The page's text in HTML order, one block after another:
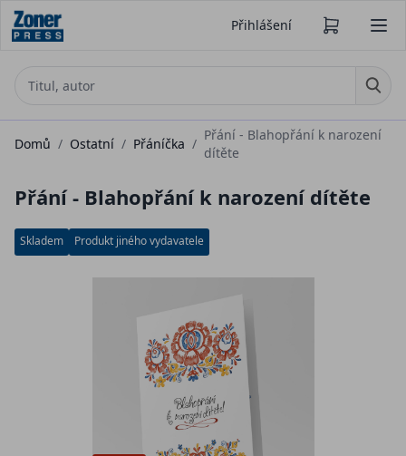
Přihlášení
Domů / Ostatní / Přáníčka /
Přání - Blahopřání k narození
dítěte
Přání - Blahopřání k narození dítěte
Skladem Produkt jiného vydavatele